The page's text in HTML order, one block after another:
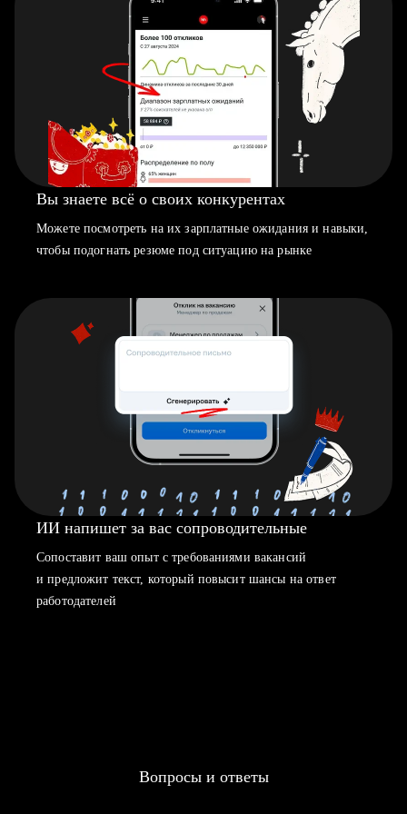
Вы знаете всё о своих конкурентах
Можете посмотреть на их зарплатные ожидания и навыки,
чтобы подогнать резюме под ситуацию на рынке
ИИ напишет за вас сопроводительные
Сопоставит ваш опыт с требованиями вакансий
и предложит текст, который повысит шансы на ответ
работодателей
Вопросы и ответы